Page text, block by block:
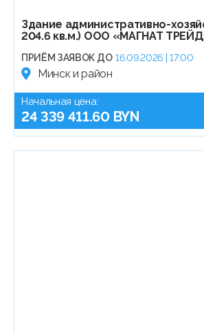
Здание административно-
204.6 кв.м.) ООО «МАГНАТ
ПРИЁМ ЗАЯВОК ДО 16.09.2026 | 17:00
Минск и район
Начальная цена:
24 339 411.60 BYN